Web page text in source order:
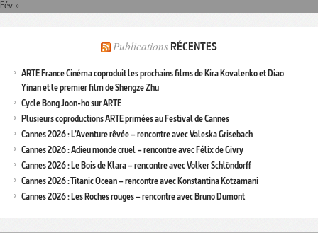
Fév »
Publications RÉCENTES
ARTE France Cinéma coproduit les prochains films de Kira Kovalenko et Diao
Yinan et le premier film de Shengze Zhu
Cycle Bong Joon-ho sur ARTE
Plusieurs coproductions ARTE primées au Festival de Cannes
Cannes 2026 : L’Aventure rêvée – rencontre avec Valeska Grisebach
Cannes 2026 : Adieu monde cruel – rencontre avec Félix de Givry
Cannes 2026 : Le Bois de Klara – rencontre avec Volker Schlöndorff
Cannes 2026 : Titanic Ocean – rencontre avec Konstantina Kotzamani
Cannes 2026 : Les Roches rouges – rencontre avec Bruno Dumont